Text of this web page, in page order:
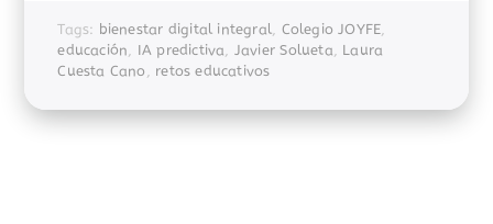
Tags: bienestar digital integral, Colegio JOYFE,
educación, IA predictiva, Javier Solueta, Laura
Cuesta Cano, retos educativos